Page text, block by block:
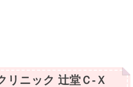
リニック 辻堂Ｃ‐Ｘ